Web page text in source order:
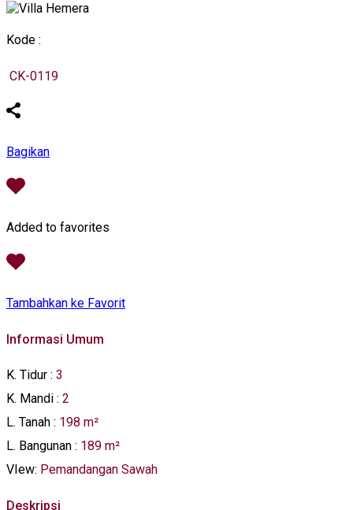
Kode :
CK-0119
Bagikan
Added to favorites
Tambahkan ke Favorit
Informasi Umum
K. Tidur : 3
K. Mandi : 2
L. Tanah : 198 m²
L. Bangunan : 189 m²
VIew: Pemandangan Sawah
Deskripsi